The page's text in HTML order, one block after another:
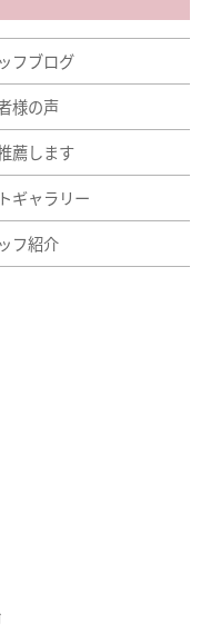
フブログ
様の声
薦します
ギャラリー
フ紹介